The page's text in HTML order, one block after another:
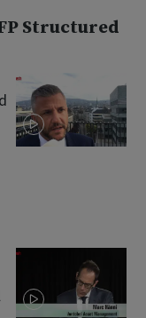
Structured